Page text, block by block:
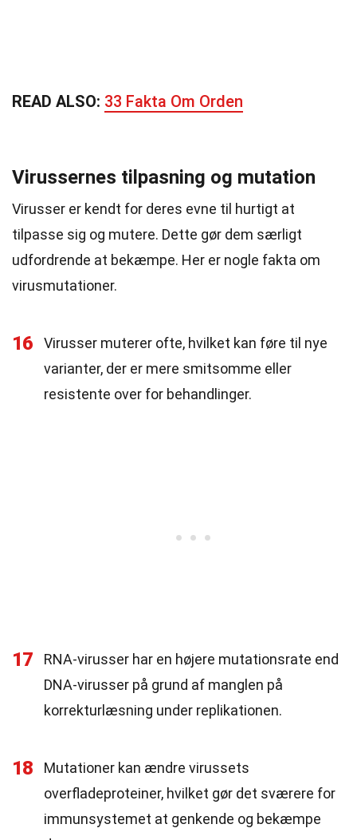
READ ALSO: 33 Fakta Om Orden
Virussernes tilpasning og mutation
Virusser er kendt for deres evne til hurtigt at
tilpasse sig og mutere. Dette gør dem særligt
udfordrende at bekæmpe. Her er nogle fakta om
virusmutationer.
16
Virusser muterer ofte, hvilket kan føre til nye
varianter, der er mere smitsomme eller
resistente over for behandlinger.
17
RNA-virusser har en højere mutationsrate end
DNA-virusser på grund af manglen på
korrekturlæsning under replikationen.
18
Mutationer kan ændre virussets
overfladeproteiner, hvilket gør det sværere for
immunsystemet at genkende og bekæmpe